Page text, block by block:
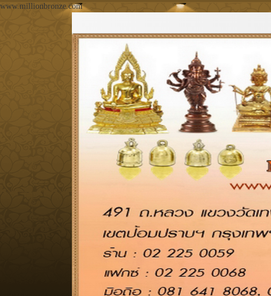
www.millionbronze.com